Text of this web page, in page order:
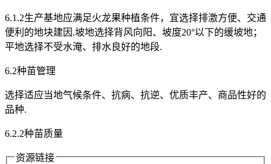
6.1.2生产基地应满足火龙果种植条件，宜选择排激方便、交通
便利的地块建因.坡地选择背风向阳、坡度20°以下的缓坡地；
平地选择不受水淹、排水良好的地段.
6.2种苗管理
选择适应当地气候条件、抗病、抗逆、优质丰产、商品性好的
品种.
6.2.2种苗质量
资源链接